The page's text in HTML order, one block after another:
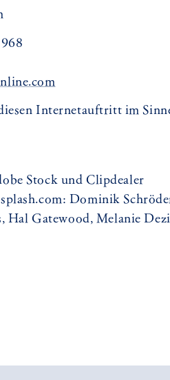
Internetauftritt im
Stock und Clipdealer
Dominik
Hal Gatewood, Melanie